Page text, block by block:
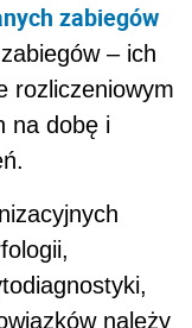
zabiegów
– ich
rozliczeniowym
na dobę i
należy